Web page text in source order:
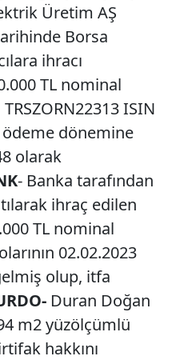
Üretim AŞ
Borsa
ihracı
TL nominal
ISIN
dönemine
olarak
- Banka tarafından
ihraç edilen
TL nominal
02.02.2023
olup, itfa
Duran Doğan
m2 yüzölçümlü
hakkını